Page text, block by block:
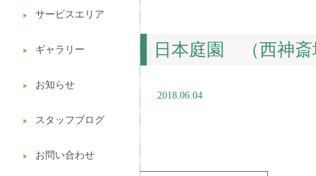
▶︎ サービスエリア
▶︎ ギャラリー
▶︎ お知らせ
▶︎ スタッフブログ
▶︎ お問い合わせ
ギフト販売
造園ガーデニング
植木処分
日本庭園 （西神斎
2018.06.04